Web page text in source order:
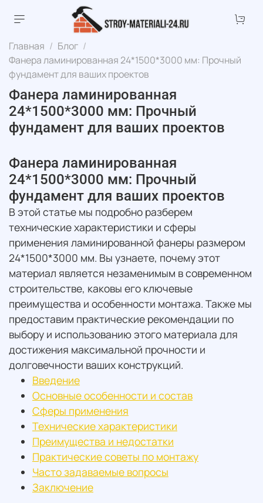
Главная
Блог
Фанера ламинированная 24*1500*3000 мм: Прочный
фундамент для ваших проектов
Фанера ламинированная
24*1500*3000 мм: Прочный
фундамент для ваших проектов
Фанера ламинированная
24*1500*3000 мм: Прочный
фундамент для ваших проектов
В этой статье мы подробно разберем
технические характеристики и сферы
применения ламинированной фанеры размером
24*1500*3000 мм. Вы узнаете, почему этот
материал является незаменимым в современном
строительстве, каковы его ключевые
преимущества и особенности монтажа. Также мы
предоставим практические рекомендации по
выбору и использованию этого материала для
достижения максимальной прочности и
долговечности ваших конструкций.
Введение
Основные особенности и состав
Сферы применения
Технические характеристики
Преимущества и недостатки
Практические советы по монтажу
Часто задаваемые вопросы
Заключение